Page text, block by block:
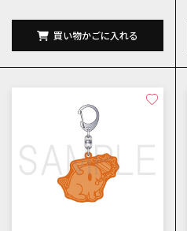
買い物かごに入れる